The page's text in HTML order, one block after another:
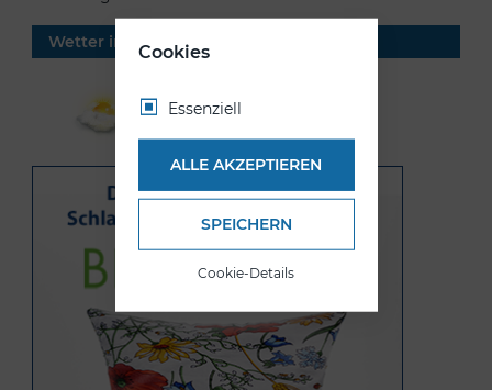
Wetter in Rückholz
21.09 °C
Cookies
Essenziell
ALLE AKZEPTIEREN
SPEICHERN
Cookie-Details